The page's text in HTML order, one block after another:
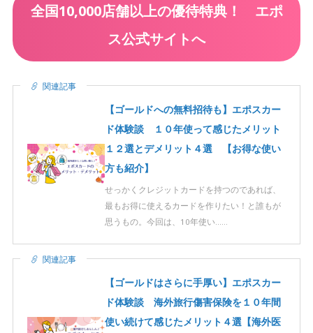
全国10,000店舗以上の優待特典！ エポ
ス公式サイトへ
関連記事
【ゴールドへの無料招待も】エポスカー
ド体験談 １０年使って感じたメリット
１２選とデメリット４選 【お得な使い
方も紹介】
せっかくクレジットカードを持つのであれば、
最もお得に使えるカードを作りたい！と誰もが
思うもの。今回は、10年使い……
関連記事
【ゴールドはさらに手厚い】エポスカー
ド体験談 海外旅行傷害保険を１０年間
使い続けて感じたメリット４選【海外医